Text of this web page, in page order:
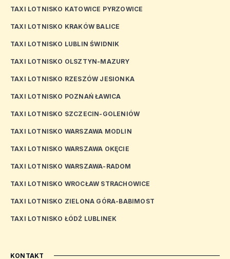
TAXI LOTNISKO KATOWICE PYRZOWICE
TAXI LOTNISKO KRAKÓW BALICE
TAXI LOTNISKO LUBLIN ŚWIDNIK
TAXI LOTNISKO OLSZTYN-MAZURY
TAXI LOTNISKO RZESZÓW JESIONKA
TAXI LOTNISKO POZNAŃ ŁAWICA
TAXI LOTNISKO SZCZECIN-GOLENIÓW
TAXI LOTNISKO WARSZAWA MODLIN
TAXI LOTNISKO WARSZAWA OKĘCIE
TAXI LOTNISKO WARSZAWA-RADOM
TAXI LOTNISKO WROCŁAW STRACHOWICE
TAXI LOTNISKO ZIELONA GÓRA-BABIMOST
TAXI LOTNISKO ŁÓDŹ LUBLINEK
KONTAKT